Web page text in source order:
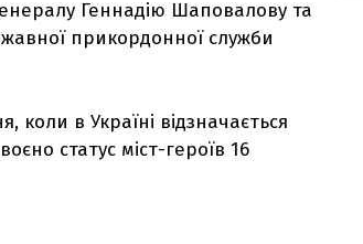
Геннадію Шаповалову та
прикордонної служби
в Україні відзначається
статус міст-героїв 16